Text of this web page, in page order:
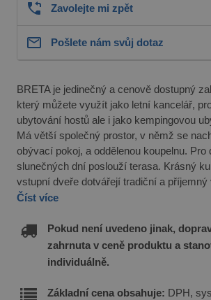
Zavolejte mi zpět
Pošlete nám svůj dotaz
BRETA je jedinečný a cenově dostupný
který můžete využít jako letní kancelář,
ubytování hostů ale i jako kempingovou
Má větší společný prostor, v němž se
obývací pokoj, a oddělenou koupelnu. Pro
slunečných dní poslouží terasa. Krásný
vstupní dveře dotvářejí tradiční a příjemný
Číst více
Pokud není uvedeno jinak,
zahrnuta v ceně produktu a
individuálně.
Základní cena obsahuje: DPH,